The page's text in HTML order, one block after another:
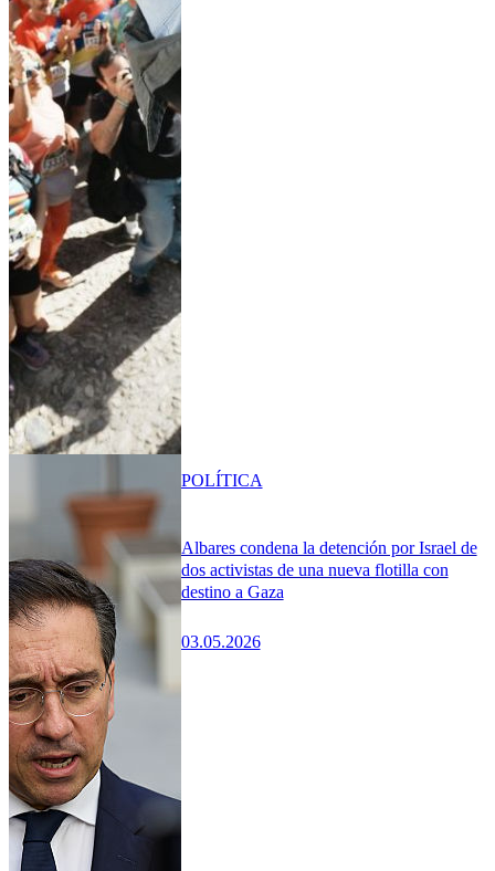
Albares condena la detención por Israel de
dos activistas de una nueva flotilla con
destino a Gaza
03.05.2026
POLÍTICA